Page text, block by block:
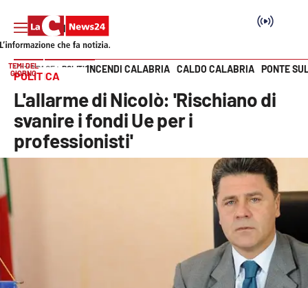
SEZIONI
Cronaca
Vai
TEMI DEL
GIORNO
INCENDI CALABRIA CALDO CALABRIA PONTE
HOME PAGE POLITICA
POLITICA
L'allarme di Nicolò: 'Rischiano di
svanire i fondi Ue per i
professionisti'